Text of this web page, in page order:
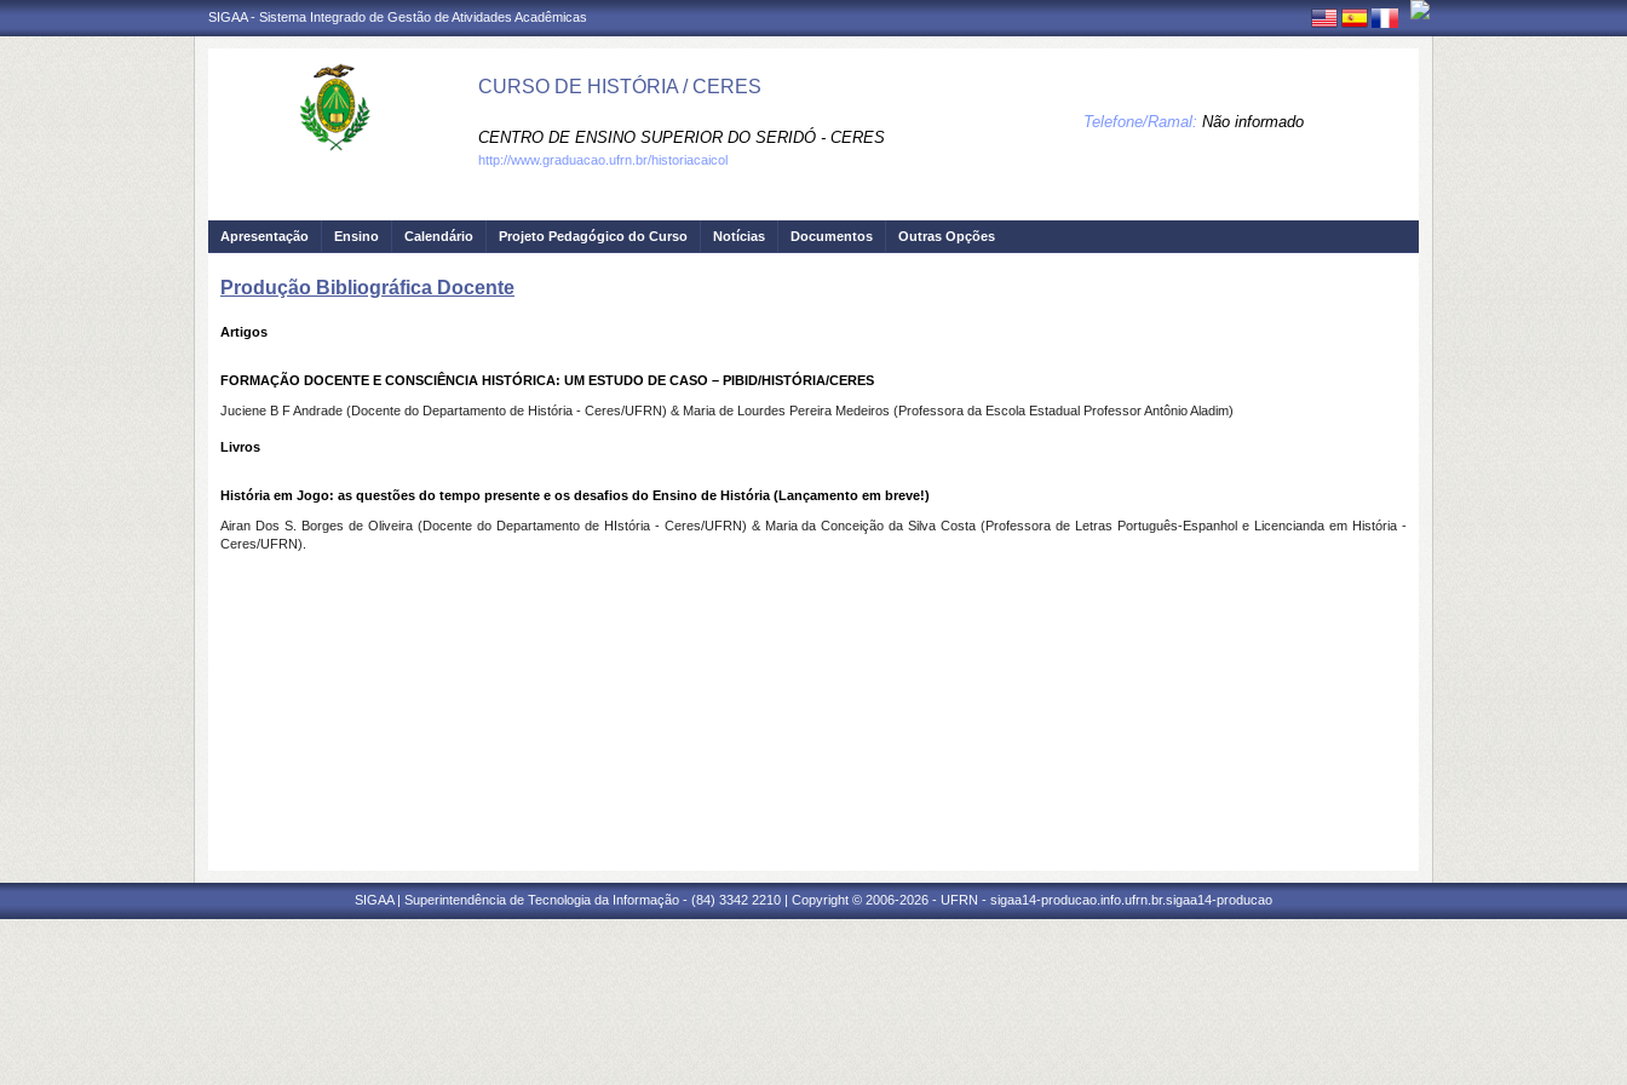
SIGAA - Sistema Integrado de Gestão de Atividades Acadêmicas
CURSO DE HISTÓRIA / CERES
CENTRO DE ENSINO SUPERIOR DO SERIDÓ - CERES
Telefone/Ramal: Não informado
http://www.graduacao.ufrn.br/historiacaicol
Apresentação Ensino Calendário Projeto Pedagógico do Curso Notícias Documentos Outras Opções
Produção Bibliográfica Docente
Artigos
FORMAÇÃO DOCENTE E CONSCIÊNCIA HISTÓRICA: UM ESTUDO DE CASO – PIBID/HISTÓRIA/CERES
Juciene B F Andrade (Docente do Departamento de História - Ceres/UFRN) & Maria de Lourdes Pereira Medeiros (Professora da Escola Estadual Professor Antônio Aladim)
Livros
História em Jogo: as questões do tempo presente e os desafios do Ensino de História (Lançamento em breve!)
Airan Dos S. Borges de Oliveira (Docente do Departamento de HIstória - Ceres/UFRN) & Maria da Conceição da Silva Costa (Professora de Letras Português-Espanhol e Licencianda em História -
Ceres/UFRN).
SIGAA | Superintendência de Tecnologia da Informação - (84) 3342 2210 | Copyright © 2006-2026 - UFRN - sigaa14-producao.info.ufrn.br.sigaa14-producao